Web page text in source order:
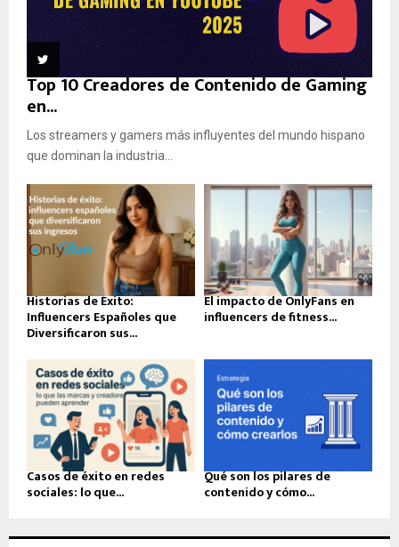
Top 10 Creadores de Contenido de Gaming
en...
Los streamers y gamers más influyentes del mundo hispano
que dominan la industria...
Historias de Éxito:
Influencers Españoles que
Diversificaron sus...
El impacto de OnlyFans en
influencers de fitness...
Casos de éxito en redes
sociales: lo que...
Qué son los pilares de
contenido y cómo...